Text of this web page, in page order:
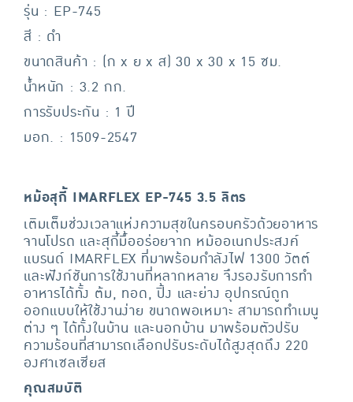
รุ่น : EP-745
สี : ดำ
ขนาดสินค้า : (ก x ย x ส) 30 x 30 x 15 ซม.
น้ำหนัก : 3.2 กก.
การรับประกัน : 1 ปี
มอก. : 1509-2547
หม้อสุกี้ IMARFLEX EP-745 3.5 ลิตร
เติมเต็มช่วงเวลาแห่งความสุขในครอบครัวด้วยอาหาร
จานโปรด และสุกี้มื้ออร่อยจาก หม้ออเนกประสงค์
แบรนด์ IMARFLEX ที่มาพร้อมกำลังไฟ 1300 วัตต์
และฟังก์ชันการใช้งานที่หลากหลาย จึงรองรับการทำ
อาหารได้ทั้ง ต้ม, ทอด, ปิ้ง และย่าง อุปกรณ์ถูก
ออกแบบให้ใช้งานง่าย ขนาดพอเหมาะ สามารถทำเมนู
ต่าง ๆ ได้ทั้งในบ้าน และนอกบ้าน มาพร้อมตัวปรับ
ความร้อนที่สามารถเลือกปรับระดับได้สูงสุดถึง 220
องศาเซลเซียส
คุณสมบัติ